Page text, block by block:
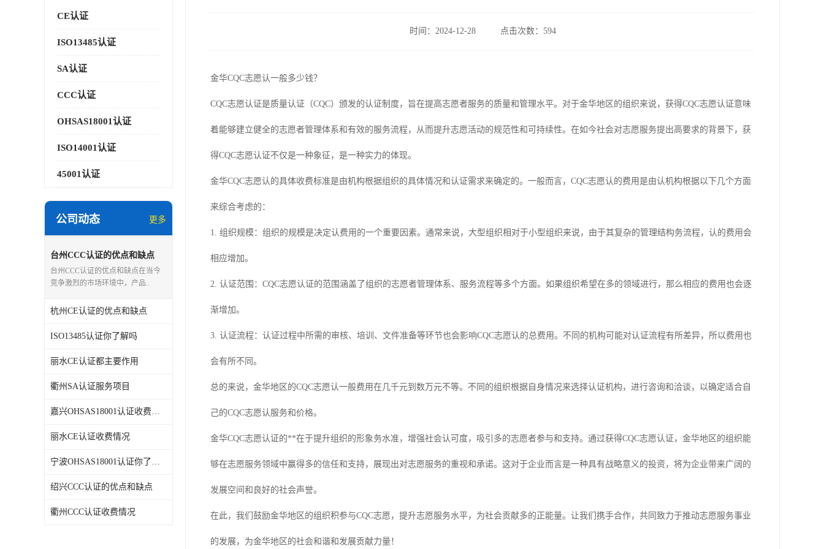
CE认证
ISO13485认证
SA认证
CCC认证
OHSAS18001认证
ISO14001认证
45001认证
公司动态 更多
台州CCC认证的优点和缺点
台州CCC认证的优点和缺点在当今
竞争激烈的市场环境中，产品..
杭州CE认证的优点和缺点
ISO13485认证你了解吗
丽水CE认证都主要作用
衢州SA认证服务项目
嘉兴OHSAS18001认证收费情况
丽水CE认证收费情况
宁波OHSAS18001认证你了解吗
绍兴CCC认证的优点和缺点
衢州CCC认证收费情况
时间：2024-12-28 点击次数：594
金华CQC志愿认一般多少钱？
CQC志愿认证是质量认证（CQC）颁发的认证制度，旨在提高志愿者服务的质量和管理水平。对于金华地区的组织来说，获得CQC志愿认证意味
着能够建立健全的志愿者管理体系和有效的服务流程，从而提升志愿活动的规范性和可持续性。在如今社会对志愿服务提出高要求的背景下，获
得CQC志愿认证不仅是一种象征，是一种实力的体现。
金华CQC志愿认的具体收费标准是由机构根据组织的具体情况和认证需求来确定的。一般而言，CQC志愿认的费用是由认机构根据以下几个方面
来综合考虑的：
1. 组织规模：组织的规模是决定认费用的一个重要因素。通常来说，大型组织相对于小型组织来说，由于其复杂的管理结构务流程，认的费用会
相应增加。
2. 认证范围：CQC志愿认证的范围涵盖了组织的志愿者管理体系、服务流程等多个方面。如果组织希望在多的领域进行，那么相应的费用也会逐
渐增加。
3. 认证流程：认证过程中所需的审核、培训、文件准备等环节也会影响CQC志愿认的总费用。不同的机构可能对认证流程有所差异，所以费用也
会有所不同。
总的来说，金华地区的CQC志愿认一般费用在几千元到数万元不等。不同的组织根据自身情况来选择认证机构，进行咨询和洽谈，以确定适合自
己的CQC志愿认服务和价格。
金华CQC志愿认证的**在于提升组织的形象务水准，增强社会认可度，吸引多的志愿者参与和支持。通过获得CQC志愿认证，金华地区的组织能
够在志愿服务领域中赢得多的信任和支持，展现出对志愿服务的重视和承诺。这对于企业而言是一种具有战略意义的投资，将为企业带来广阔的
发展空间和良好的社会声誉。
在此，我们鼓励金华地区的组织积参与CQC志愿，提升志愿服务水平，为社会贡献多的正能量。让我们携手合作，共同致力于推动志愿服务事业
的发展，为金华地区的社会和谐和发展贡献力量！